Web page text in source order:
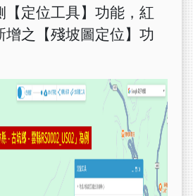
【定位工具】功能，紅
增之【殘坡圖定位】功